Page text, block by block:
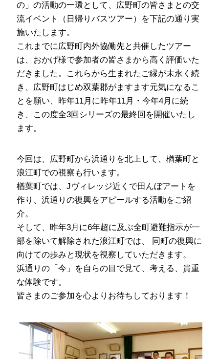
の」の活動の一環として、広野町の皆さまとの交
流イベント（日帰りバスツアー）を下記の通り実
施いたします。
これまでに広野町内外協働先と共催したツアー
は、おかげ様で参加者の皆さまから高く評価いた
だきました。これらから生まれたご縁が末永く続
き、広野町はじめ双葉郡がますます元気になるこ
とを願い、昨年11月に昨年11月・今年4月に続
き、この度全3回シリーズの最終回を開催いたし
ます。
今回は、広野町から浜通りを北上して、楢葉町と
浪江町での視察も行います。
楢葉町では、Jヴィレッジ近くで田んぼアートを
作り、浜通りの復興をアピールする活動をご紹
介。
そして、昨年3月に6年超に及ぶ全町避難指示が一
部を除いて解除された浪江町では、 同町の復興に
向けての歩みと現状を視察していただきます。
浜通りの「今」を自らの目で見て、考える、貴重
な体験です。
皆さまのご参加を心よりお待ちしております！